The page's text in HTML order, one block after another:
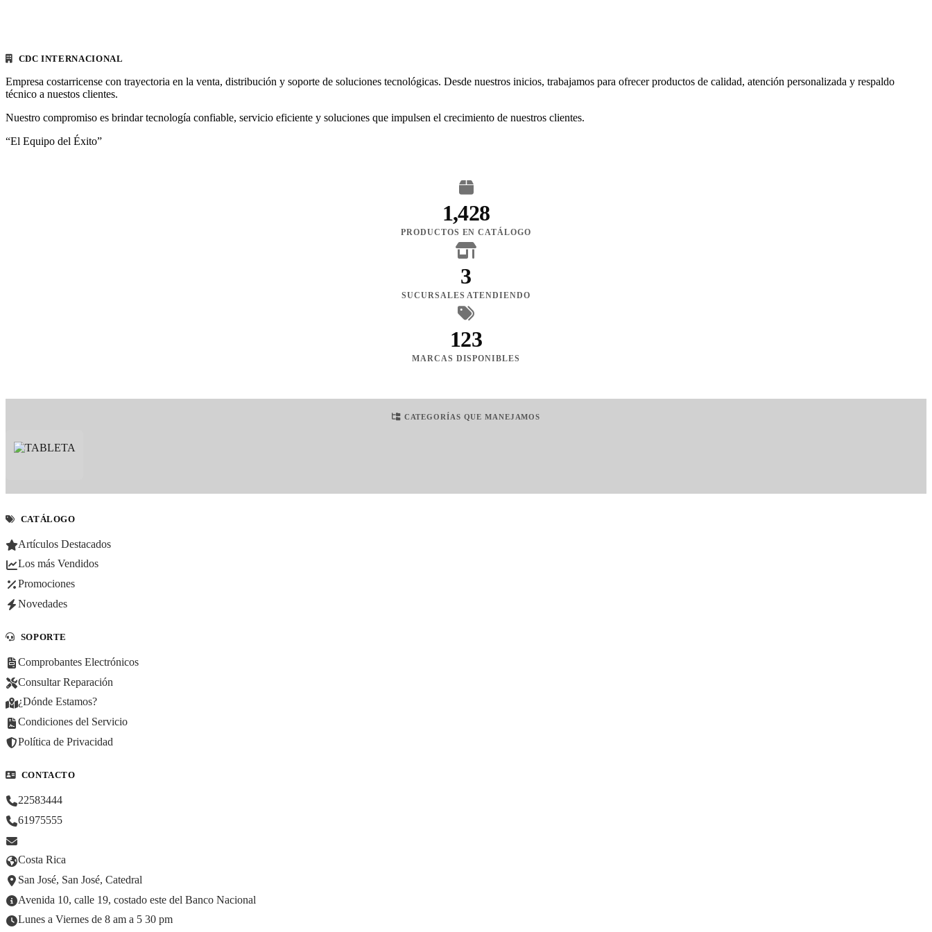
CDC INTERNACIONAL
Empresa costarricense con trayectoria en la venta, distribución y soporte de soluciones tecnológicas. Desde nuestros inicios, trabajamos para ofrecer productos de calidad, atención personalizada y respaldo
técnico a nuestos clientes.
Nuestro compromiso es brindar tecnología confiable, servicio eficiente y soluciones que impulsen el crecimiento de nuestros clientes.
“El Equipo del Éxito”
1,428
PRODUCTOS EN CATÁLOGO
3
SUCURSALES ATENDIENDO
123
MARCAS DISPONIBLES
CATEGORÍAS QUE MANEJAMOS
CATÁLOGO
Artículos Destacados
Los más Vendidos
Promociones
Novedades
SOPORTE
Comprobantes Electrónicos
Consultar Reparación
¿Dónde Estamos?
Condiciones del Servicio
Política de Privacidad
CONTACTO
22583444
61975555
Costa Rica
San José, San José, Catedral
Avenida 10, calle 19, costado este del Banco Nacional
Lunes a Viernes de 8 am a 5 30 pm